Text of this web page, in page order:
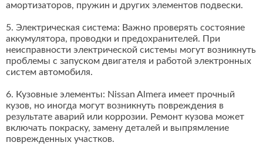
амортизаторов, пружин и других элементов подвески.
5. Электрическая система: Важно проверять состояние
аккумулятора, проводки и предохранителей. При
неисправности электрической системы могут возникнуть
проблемы с запуском двигателя и работой электронных
систем автомобиля.
6. Кузовные элементы: Nissan Almera имеет прочный
кузов, но иногда могут возникнуть повреждения в
результате аварий или коррозии. Ремонт кузова может
включать покраску, замену деталей и выпрямление
поврежденных участков.